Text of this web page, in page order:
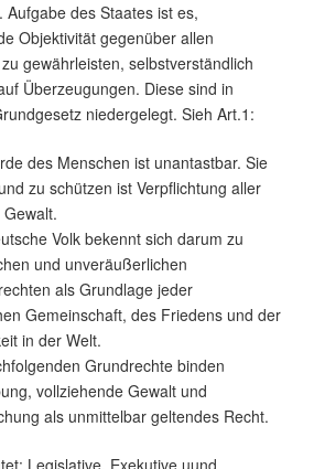
Aufgabe des Staates ist es,
Objektivität gegenüber allen
gewährleisten, selbstverständlich
Überzeugungen. Diese sind in
niedergelegt. Sieh Art.1:
des Menschen ist unantastbar. Sie
zu schützen ist Verpflichtung aller
Volk bekennt sich darum zu
und unveräußerlichen
als Grundlage jeder
Gemeinschaft, des Friedens und der
in der Welt.
Grundrechte binden
vollziehende Gewalt und
als unmittelbar geltendes Recht.